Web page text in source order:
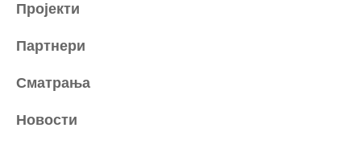
Пројекти
Партнери
Сматрања
Новости